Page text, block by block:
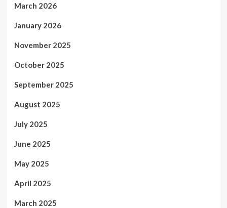
March 2026
January 2026
November 2025
October 2025
September 2025
August 2025
July 2025
June 2025
May 2025
April 2025
March 2025